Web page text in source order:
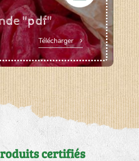
"pdf"
Télécharger
certifiés